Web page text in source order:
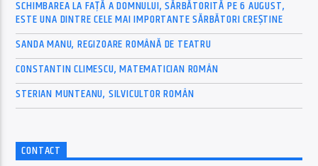
SCHIMBAREA LA FAȚĂ A DOMNULUI, SĂRBĂTORITĂ PE 6 AUGUST,
ESTE UNA DINTRE CELE MAI IMPORTANTE SĂRBĂTORI CREȘTINE
SANDA MANU, REGIZOARE ROMÂNĂ DE TEATRU
CONSTANTIN CLIMESCU, MATEMATICIAN ROMÂN
STERIAN MUNTEANU, SILVICULTOR ROMÂN
CONTACT